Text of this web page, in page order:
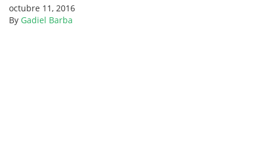
octubre 11, 2016
By Gadiel Barba